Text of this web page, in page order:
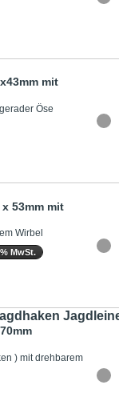
mit
Öse
53mm mit
Wirbel
MwSt.
) mit drehbarem